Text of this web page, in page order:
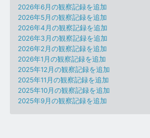
2026年6月の観察記録を追加
2026年5月の観察記録を追加
2026年4月の観察記録を追加
2026年3月の観察記録を追加
2026年2月の観察記録を追加
2026年1月の観察記録を追加
2025年12月の観察記録を追加
2025年11月の観察記録を追加
2025年10月の観察記録を追加
2025年9月の観察記録を追加